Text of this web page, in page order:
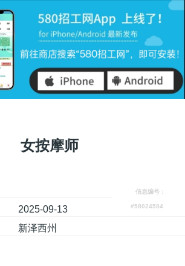
女按摩师
信息编号：
#58024584
2025-09-13
新泽西州